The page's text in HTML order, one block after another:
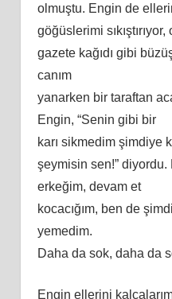
olmuştu. Engin de
göğüslerimi
gazete kağıdı gibi
canım
yanarken bir taraftan
Engin, “Senin gibi bir
karı sikmedimşimdiye
şeymisin sen!” diyordu.
erkeğim, devam et
kocacığım, ben de
yemedim.
Daha da sok, daha da
Engin ellerini